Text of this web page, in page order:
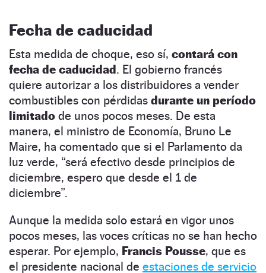
Fecha de caducidad
Esta medida de choque, eso sí, contará con
fecha de caducidad. El gobierno francés
quiere autorizar a los distribuidores a vender
combustibles con pérdidas durante un período
limitado de unos pocos meses. De esta
manera, el ministro de Economía, Bruno Le
Maire, ha comentado que si el Parlamento da
luz verde, “será efectivo desde principios de
diciembre, espero que desde el 1 de
diciembre”.
Aunque la medida solo estará en vigor unos
pocos meses, las voces críticas no se han hecho
esperar. Por ejemplo, Francis Pousse, que es
el presidente nacional de estaciones de servicio